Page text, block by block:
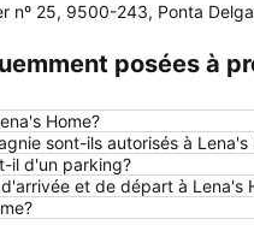
nº 25, 9500-243, Ponta
posées à
Home?
sont-ils autorisés à Lena's
il d'un parking?
et de départ à Lena's